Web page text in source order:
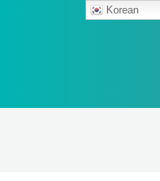
Korean